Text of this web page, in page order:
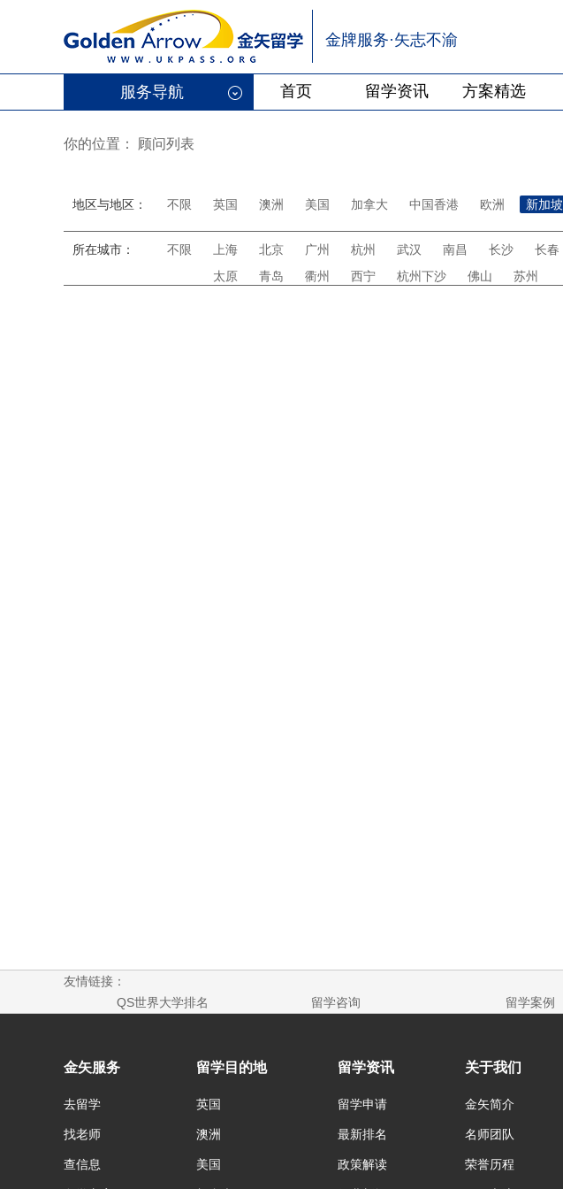
金牌服务·矢志不渝
服务导航 首页 留学资讯 方案精选
你的位置： 顾问列表
地区与地区： 不限 英国 澳洲 美国 加拿大 中国香港 欧洲 新加坡
所在城市： 不限 上海 北京 广州 杭州 武汉 南昌 长沙 长春
太原
青岛 衢州 西宁 杭州下沙 佛山 苏州
友情链接：
QS世界大学排名
留学咨询 留学案例
金矢服务
去留学
找老师
查信息
留学目的地
英国
澳洲
美国
留学资讯
留学申请
最新排名
政策解读
关于我们
金矢简介
名师团队
荣誉历程